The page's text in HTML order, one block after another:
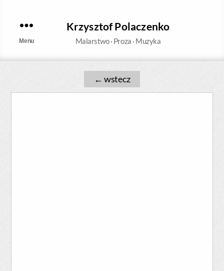
Krzysztof Polaczenko
Malarstwo · Proza · Muzyka
Menu
←